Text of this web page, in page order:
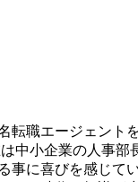
転職エージェント
中小企業の人事部
事に喜びを感じて